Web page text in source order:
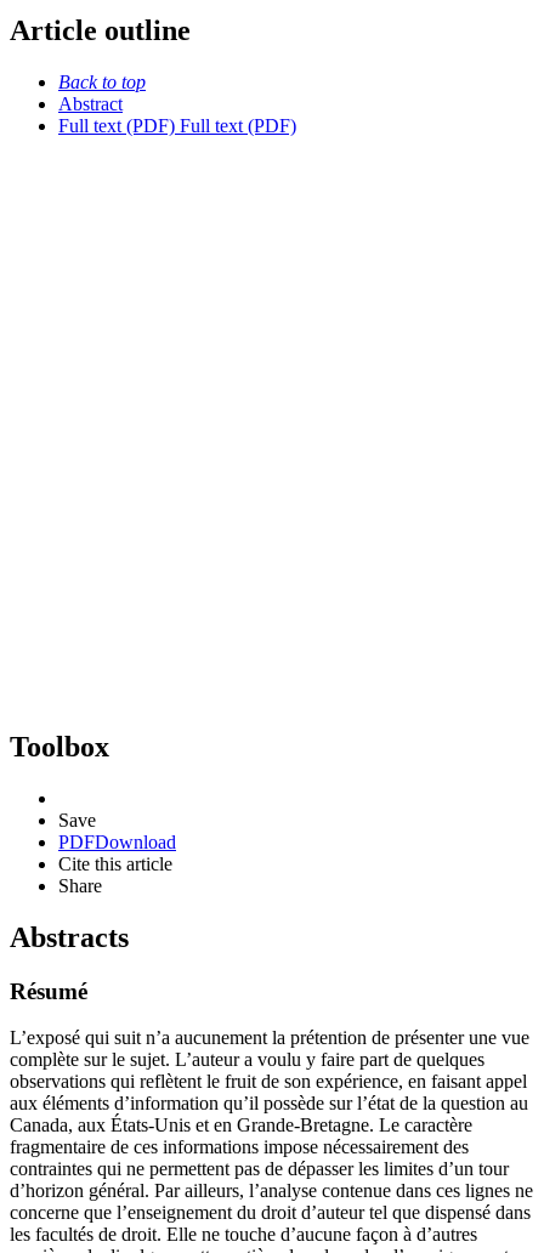
Article outline
Back to top
Abstract
Full text (PDF) Full text (PDF)
Toolbox
Save
PDFDownload
Cite this article
Share
Abstracts
Résumé
L’exposé qui suit n’a aucunement la prétention de présenter une vue
complète sur le sujet. L’auteur a voulu y faire part de quelques
observations qui reflètent le fruit de son expérience, en faisant appel
aux éléments d’information qu’il possède sur l’état de la question au
Canada, aux États-Unis et en Grande-Bretagne. Le caractère
fragmentaire de ces informations impose nécessairement des
contraintes qui ne permettent pas de dépasser les limites d’un tour
d’horizon général. Par ailleurs, l’analyse contenue dans ces lignes ne
concerne que l’enseignement du droit d’auteur tel que dispensé dans
les facultés de droit. Elle ne touche d’aucune façon à d’autres